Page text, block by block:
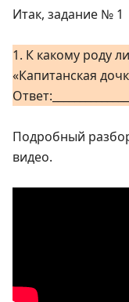
Итак, задание № 1
1. К какому роду
«Капитанская
Подробный
видео.